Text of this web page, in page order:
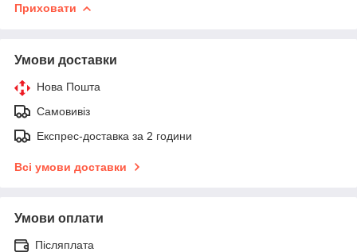
Приховати
Умови доставки
Нова Пошта
Самовивіз
Експрес-доставка за 2 години
Всі умови доставки
Умови оплати
Післяплата